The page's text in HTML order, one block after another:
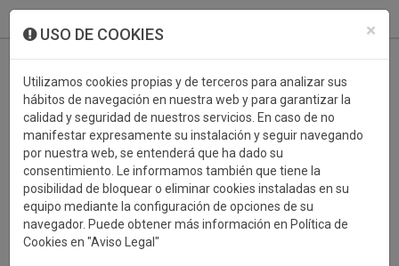
×
USO DE COOKIES
Utilizamos cookies propias y de terceros para analizar sus
hábitos de navegación en nuestra web y para garantizar la
calidad y seguridad de nuestros servicios. En caso de no
manifestar expresamente su instalación y seguir navegando
por nuestra web, se entenderá que ha dado su
consentimiento. Le informamos también que tiene la
posibilidad de bloquear o eliminar cookies instaladas en su
equipo mediante la configuración de opciones de su
navegador. Puede obtener más información en Política de
Cookies en "Aviso Legal"
PATINAJE